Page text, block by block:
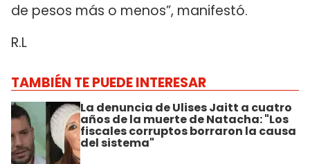
de pesos más o menos”, manifestó.
R.L
TAMBIÉN TE PUEDE INTERESAR
La denuncia de Ulises Jaitt a cuatro
años de la muerte de Natacha: "Los
fiscales corruptos borraron la causa
del sistema"